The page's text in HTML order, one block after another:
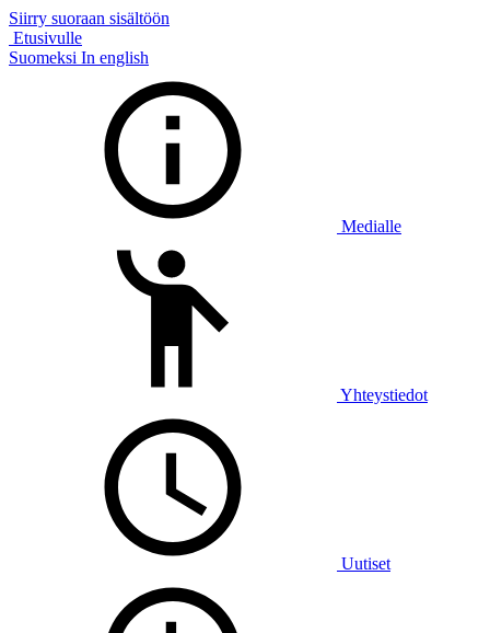
Siirry suoraan sisältöön
Etusivulle
Suomeksi In english
Medialle
Yhteystiedot
Uutiset